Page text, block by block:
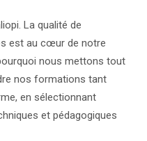
La qualité de
est au cœur de notre
nous mettons tout
nos formations tant
en sélectionnant
et pédagogiques